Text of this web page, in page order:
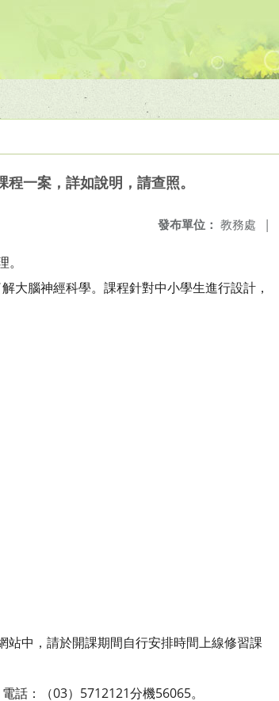
一案，詳如說明，請查照。
發布單位： 教務處 |
大腦神經科學。課程針對中小學生進行設計，
中，請於開課期間自行安排時間上線修習課
話：（03）5712121分機56065。